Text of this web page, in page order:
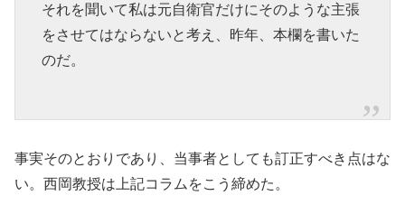
それを聞いて私は元自衛官だけにそのような主張
をさせてはならないと考え、昨年、本欄を書いた
のだ。
事実そのとおりであり、当事者としても訂正すべき点はな
い。西岡教授は上記コラムをこう締めた。